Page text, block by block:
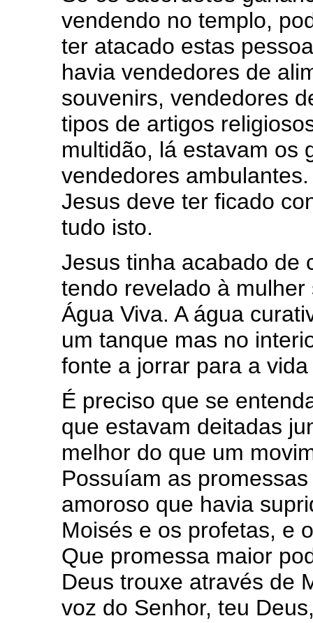
vendendo no templo,
ter atacado estas
havia vendedores de
souvenirs, vendedores
tipos de artigos
multidão, lá estavam os
vendedores
Jesus deve ter ficado
tudo isto.
Jesus tinha acabado de
tendo revelado à
Água Viva. A água
um tanque mas no
fonte a jorrar para a
É preciso que se
que estavam deitadas
melhor do que um
Possuíam as
amoroso que havia
Moisés e os profetas, e
Que promessa maior
Deus trouxe através de
voz do Senhor, teu